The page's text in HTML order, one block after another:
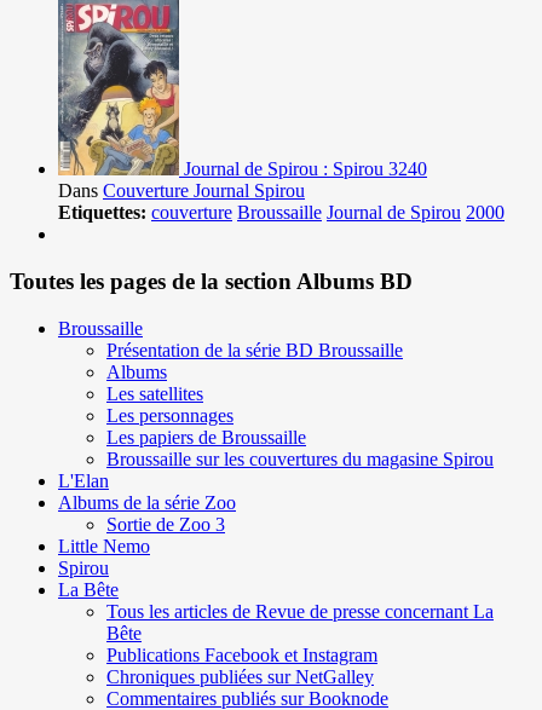
Journal de Spirou : Spirou 3240
Dans Couverture Journal Spirou
Etiquettes: couverture Broussaille Journal de Spirou 2000
Toutes les pages de la section Albums BD
Broussaille
Présentation de la série BD Broussaille
Albums
Les satellites
Les personnages
Les papiers de Broussaille
Broussaille sur les couvertures du magasine Spirou
L'Elan
Albums de la série Zoo
Sortie de Zoo 3
Little Nemo
Spirou
La Bête
Tous les articles de Revue de presse concernant La
Bête
Publications Facebook et Instagram
Chroniques publiées sur NetGalley
Commentaires publiés sur Booknode